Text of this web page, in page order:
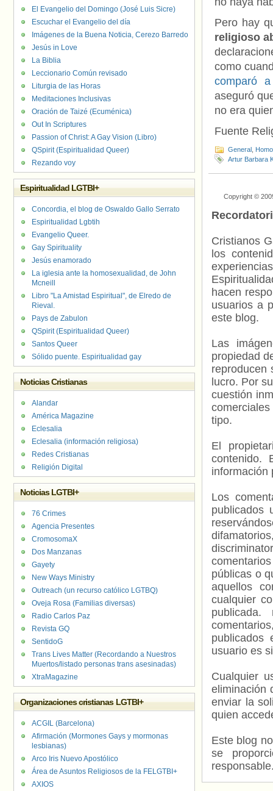
Pero hay
religioso
como
comparó
aseguró
no era
Fuente
General
Artur Barbara
Copyright ©
Cristianos
los
hacen
usuarios a
este blog.
Las
propiedad
reproducen
lucro. Por
cuestión
tipo.
El
contenido.
información
Los
publicados
públicas o
aquellos
cualquier
usuario es
Cualquier
eliminación
enviar la
quien
Este blog
se
El Evangelio del Domingo (José Luis Sicre)
Escuchar el Evangelio del día
Imágenes de la Buena Noticia, Cerezo Barredo
Jesús in Love
La Biblia
Leccionario Común revisado
Liturgia de las Horas
Meditaciones Inclusivas
Oración de Taizé (Ecuménica)
Out In Scriptures
Passion of Christ: A Gay Vision (Libro)
QSpirit (Espiritualidad Queer)
Rezando voy
Espiritualidad LGTBI+
Concordia, el blog de Oswaldo Gallo Serrato
Espiritualidad Lgbtih
Evangelio Queer.
Gay Spirituality
Jesús enamorado
La iglesia ante la homosexualidad, de John
Mcneill
Libro "La Amistad Espiritual", de Elredo de
Rieval.
Pays de Zabulon
QSpirit (Espiritualidad Queer)
Santos Queer
Sólido puente. Espiritualidad gay
Noticias Cristianas
Alandar
América Magazine
Eclesalia
Eclesalia (información religiosa)
Redes Cristianas
Religión Digital
Noticias LGTBI+
76 Crimes
Agencia Presentes
CromosomaX
Dos Manzanas
Gayety
New Ways Ministry
Outreach (un recurso católico LGTBQ)
Oveja Rosa (Familias diversas)
Radio Carlos Paz
Revista GQ
SentidoG
Trans Lives Matter (Recordando a Nuestros
Muertos/listado personas trans asesinadas)
XtraMagazine
Organizaciones cristianas LGTBI+
ACGIL (Barcelona)
Afirmación (Mormones Gays y mormonas
lesbianas)
Arco Iris Nuevo Apostólico
Área de Asuntos Religiosos de la FELGTBI+
AXIOS